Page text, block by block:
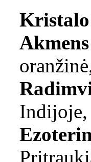
Indijoje,